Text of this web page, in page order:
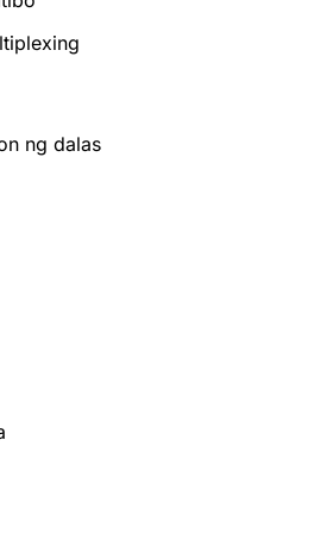
ng dalas